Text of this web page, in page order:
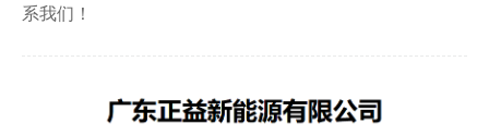
系我们！